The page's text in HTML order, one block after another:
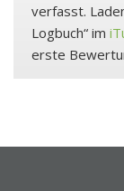
verfasst.
Logbuch“ im
erste